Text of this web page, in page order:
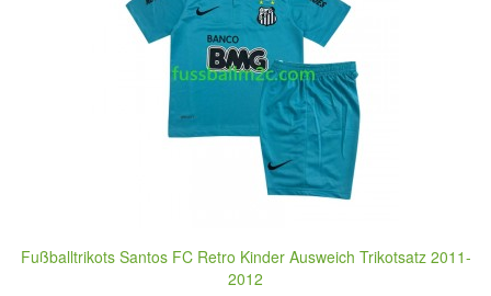
Fußballtrikots Santos FC Retro Kinder Ausweich Trikotsatz 2011-
2012